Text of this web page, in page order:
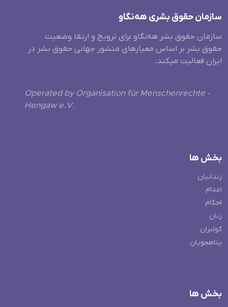
سازمان حقوق بشری هەنگاو
سازمان حقوق بشر هه‌نگاو برای ترویج و ارتقا وضعیت
حقوق بشر بر اساس معیارهای منشور جهانی حقوق بشر در
ایران فعالیت میکند.
Operated by Organisation für Menschenrechte -
Hengaw e.V.
بخش ها
زندانیان
اعدام
احکام
زنان
کولبران
پناهجویان
بخش ها